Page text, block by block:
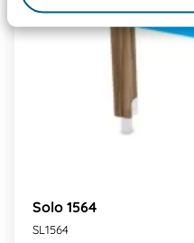
Solo 1564
SL1564